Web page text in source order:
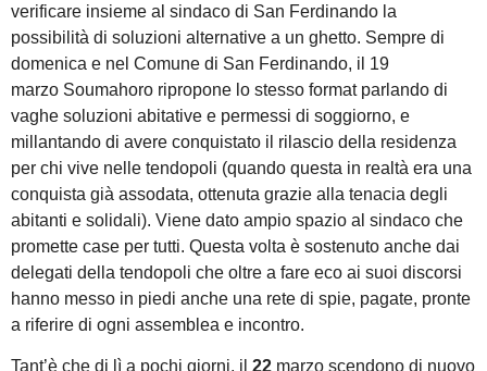
verificare insieme al sindaco di San Ferdinando la
possibilità di soluzioni alternative a un ghetto. Sempre di
domenica e nel Comune di San Ferdinando, il 19
marzo Soumahoro ripropone lo stesso format parlando di
vaghe soluzioni abitative e permessi di soggiorno, e
millantando di avere conquistato il rilascio della residenza
per chi vive nelle tendopoli (quando questa in realtà era una
conquista già assodata, ottenuta grazie alla tenacia degli
abitanti e solidali). Viene dato ampio spazio al sindaco che
promette case per tutti. Questa volta è sostenuto anche dai
delegati della tendopoli che oltre a fare eco ai suoi discorsi
hanno messo in piedi anche una rete di spie, pagate, pronte
a riferire di ogni assemblea e incontro.
Tant’è che di lì a pochi giorni, il 22 marzo scendono di nuovo